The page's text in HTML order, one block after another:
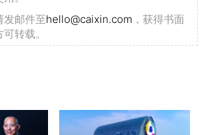
发邮件至hello@caixin.com ，获得书面
转载。